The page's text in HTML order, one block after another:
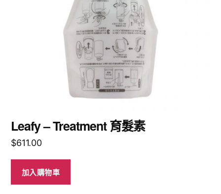
Leafy – Treatment 育髮素
$611.00
加入購物車